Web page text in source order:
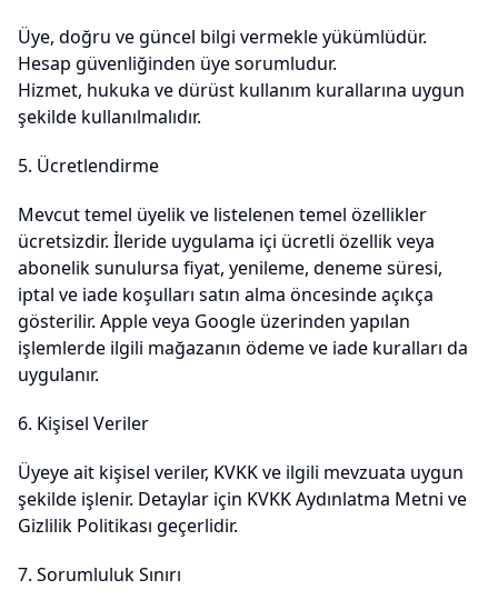
Üye, doğru ve güncel bilgi vermekle yükümlüdür.
Hesap güvenliğinden üye sorumludur.
Hizmet, hukuka ve dürüst kullanım kurallarına uygun
şekilde kullanılmalıdır.
5. Ücretlendirme
Mevcut temel üyelik ve listelenen temel özellikler
ücretsizdir. İleride uygulama içi ücretli özellik veya
abonelik sunulursa fiyat, yenileme, deneme süresi,
iptal ve iade koşulları satın alma öncesinde açıkça
gösterilir. Apple veya Google üzerinden yapılan
işlemlerde ilgili mağazanın ödeme ve iade kuralları da
uygulanır.
6. Kişisel Veriler
Üyeye ait kişisel veriler, KVKK ve ilgili mevzuata uygun
şekilde işlenir. Detaylar için KVKK Aydınlatma Metni ve
Gizlilik Politikası geçerlidir.
7. Sorumluluk Sınırı